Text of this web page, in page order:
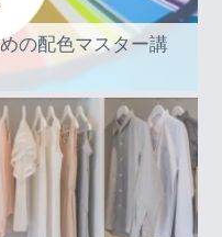
の配色マスター講